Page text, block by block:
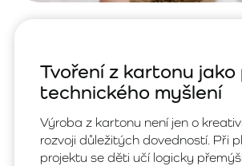
Tvoření z kartonu
technického myšlení
Výroba z kartonu není jen o
rozvoji důležitých dovedností. Při
projektu se děti učí logicky